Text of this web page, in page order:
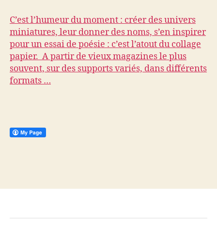
C’est l’humeur du moment : créer des univers
miniatures, leur donner des noms, s’en inspirer
pour un essai de poésie : c’est l’atout du collage
papier. A partir de vieux magazines le plus
souvent, sur des supports variés, dans différents
formats …